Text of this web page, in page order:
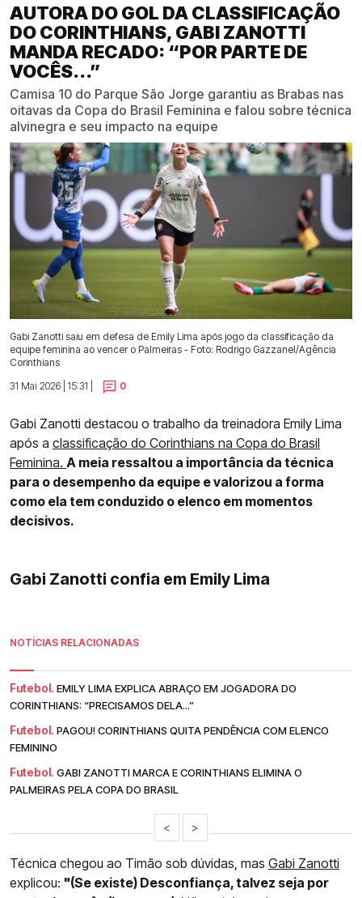
AUTORA DO GOL DA CLASSIFICAÇÃO
DO CORINTHIANS, GABI ZANOTTI
MANDA RECADO: “POR PARTE DE
VOCÊS...”
Camisa 10 do Parque São Jorge garantiu as Brabas nas
oitavas da Copa do Brasil Feminina e falou sobre técnica
alvinegra e seu impacto na equipe
Gabi Zanotti saiu em defesa de Emily Lima após jogo da classificação da
equipe feminina ao vencer o Palmeiras - Foto: Rodrigo Gazzanel/Agência
Corinthians
31 Mai 2026 | 15:31 |
0
Gabi Zanotti destacou o trabalho da treinadora Emily Lima
após a classificação do Corinthians na Copa do Brasil
Feminina. A meia ressaltou a importância da técnica
para o desempenho da equipe e valorizou a forma
como ela tem conduzido o elenco em momentos
decisivos.
Gabi Zanotti confia em Emily Lima
NOTÍCIAS RELACIONADAS
Futebol. EMILY LIMA EXPLICA ABRAÇO EM JOGADORA DO
CORINTHIANS: “PRECISAMOS DELA...”
Futebol. PAGOU! CORINTHIANS QUITA PENDÊNCIA COM ELENCO
FEMININO
Futebol. GABI ZANOTTI MARCA E CORINTHIANS ELIMINA O
PALMEIRAS PELA COPA DO BRASIL
< >
Técnica chegou ao Timão sob dúvidas, mas Gabi Zanotti
explicou: "(Se existe) Desconfiança, talvez seja por